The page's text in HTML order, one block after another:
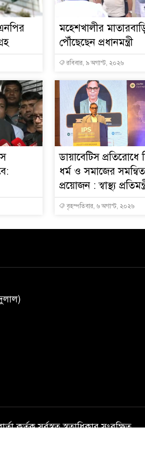
মহেশখালীর
পৌঁছেছেন প্রধানমন্ত্রী
রবিবার, ৯ অগাস্ট, ২০২৬
ডায়াবেটিস প্রতিরোধে
ধর্ম ও সমাজের
প্রয়োজন : স্বাস্থ্য
বৃহস্পতিবার, ৬ অগাস্ট, ২০২৬
কর্তৃক সর্বস্বত্ব স্বত্বাধিকার সংরক্ষিত